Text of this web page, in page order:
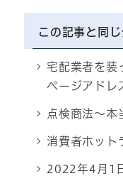
この記事と同
宅配業者を
ページアドレ
点検商法～本
消費者ホット
2022年4月1